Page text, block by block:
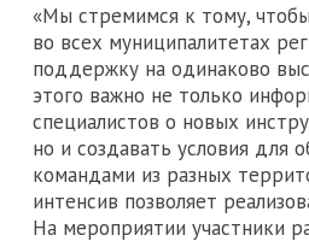
«Мы стремимся к тому,
во всех муниципалитетах
поддержку на одинаково
этого важно не только
специалистов о новых
но и создавать условия для
командами из разных
интенсив позволяет
На мероприятии участники